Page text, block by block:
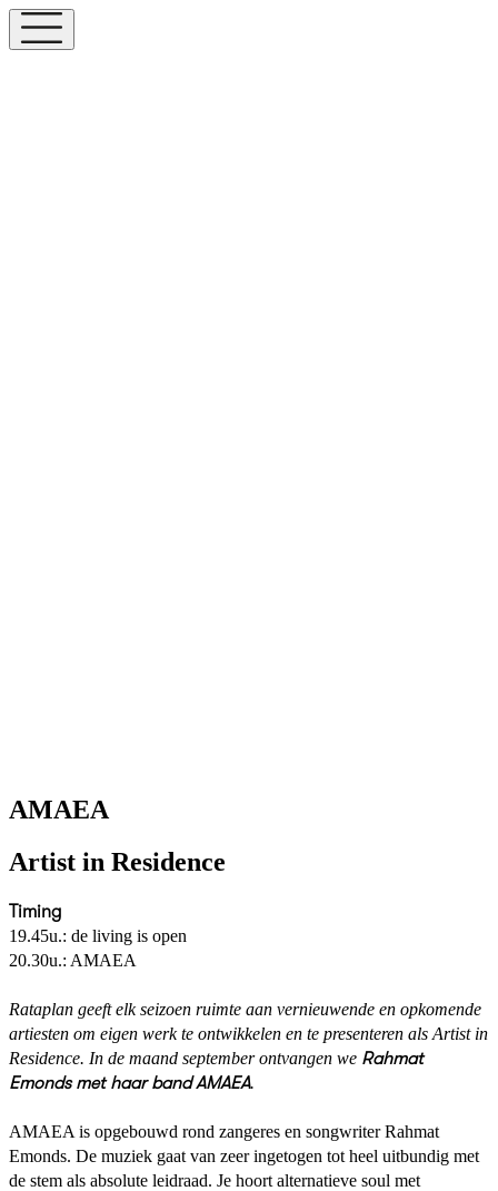
AMAEA
Artist in Residence
Timing
19.45u.: de living is open
20.30u.: AMAEA
Rataplan geeft elk seizoen ruimte aan vernieuwende en opkomende
artiesten om eigen werk te ontwikkelen en te presenteren als Artist in
Residence. In de maand september ontvangen we Rahmat
Emonds met haar band AMAEA.
AMAEA is opgebouwd rond zangeres en songwriter Rahmat
Emonds. De muziek gaat van zeer ingetogen tot heel uitbundig met
de stem als absolute leidraad. Je hoort alternatieve soul met